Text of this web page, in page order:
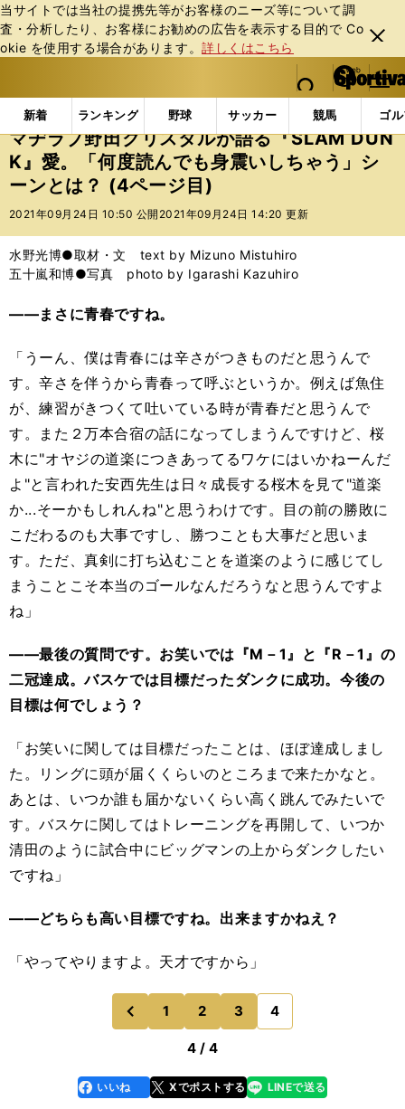
当サイトでは当社の提携先等がお客様のニーズ等について調
査・分析したり、お客様にお勧めの広告を表⽰する⽬的で Co
okie を使⽤する場合があります。詳しくはこちら
閉じ
る
web Sportiva (webスポルティーバ)
検索
マイペ
ー
ジ
メニュ
新着 ランキング 野球 サッカー 競馬 ゴ
b
ス
ポ
ル
テ
ー
バ
エンタメ その他 マヂラブ野田クリスタルが語る『
マヂラブ野田クリスタルが語る『SLAM DUN
K』愛。「何度読んでも身震いしちゃう」シ
ーンとは？ (4ページ目)
2021年09月24日 10:50 公開 2021年09月24日 14:20 更新
水野光博●取材・文 text by Mizuno Mistuhiro
五十嵐和博●写真 photo by Igarashi Kazuhiro
――まさに青春ですね。
「うーん、僕は青春には辛さがつきものだと思うんで
す。辛さを伴うから青春って呼ぶというか。例えば魚住
が、練習がきつくて吐いている時が青春だと思うんで
す。また２万本合宿の話になってしまうんですけど、桜
木に"オヤジの道楽につきあってるワケにはいかねーんだ
よ"と言われた安西先生は日々成長する桜木を見て"道楽
か...そーかもしれんね"と思うわけです。目の前の勝敗に
こだわるのも大事ですし、勝つことも大事だと思いま
す。ただ、真剣に打ち込むことを道楽のように感じてし
まうことこそ本当のゴールなんだろうなと思うんですよ
ね」
――最後の質問です。お笑いでは『M－1』と『R－1』の
二冠達成。バスケでは目標だったダンクに成功。今後の
目標は何でしょう？
「お笑いに関しては目標だったことは、ほぼ達成しまし
た。リングに頭が届くくらいのところまで来たかなと。
あとは、いつか誰も届かないくらい高く跳んでみたいで
す。バスケに関してはトレーニングを再開して、いつか
清田のように試合中にビッグマンの上からダンクしたい
ですね」
――どちらも高い目標ですね。出来ますかねえ？
「やってやりますよ。天才ですから」
前
のページへ
1 2 3 4
4 / 4
faceboo
k
いいね Xでポストする
line LINEで送る